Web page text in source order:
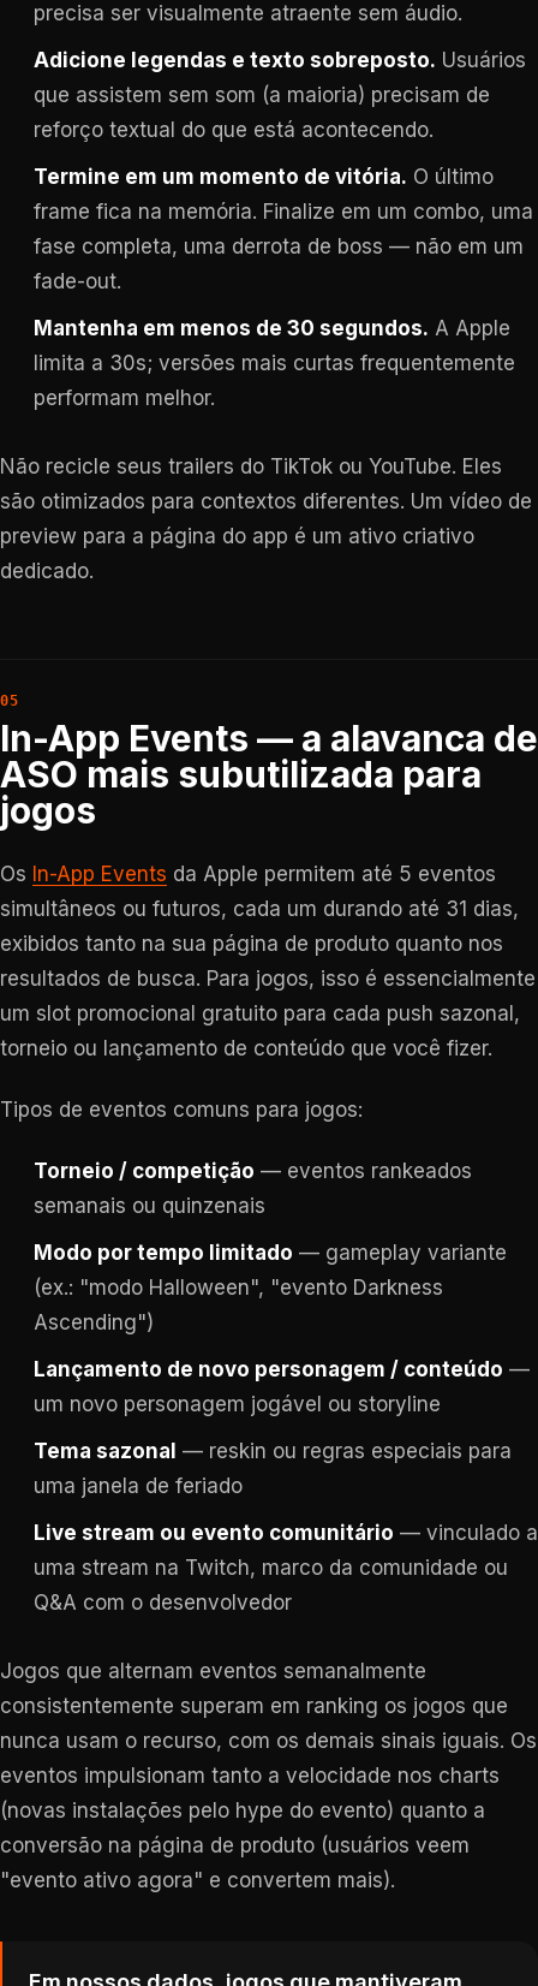
precisa ser visualmente atraente sem áudio.
Adicione legendas e texto sobreposto. Usuários
que assistem sem som (a maioria) precisam de
reforço textual do que está acontecendo.
Termine em um momento de vitória. O último
frame fica na memória. Finalize em um combo, uma
fase completa, uma derrota de boss — não em um
fade-out.
Mantenha em menos de 30 segundos. A Apple
limita a 30s; versões mais curtas frequentemente
performam melhor.
Não recicle seus trailers do TikTok ou YouTube. Eles
são otimizados para contextos diferentes. Um vídeo de
preview para a página do app é um ativo criativo
dedicado.
In-App Events — a alavanca de
ASO mais subutilizada para
jogos
Os In-App Events da Apple permitem até 5 eventos
simultâneos ou futuros, cada um durando até 31 dias,
exibidos tanto na sua página de produto quanto nos
resultados de busca. Para jogos, isso é essencialmente
um slot promocional gratuito para cada push sazonal,
torneio ou lançamento de conteúdo que você fizer.
Tipos de eventos comuns para jogos:
Torneio / competição — eventos rankeados
semanais ou quinzenais
Modo por tempo limitado — gameplay variante
(ex.: "modo Halloween", "evento Darkness
Ascending")
Lançamento de novo personagem / conteúdo —
um novo personagem jogável ou storyline
Tema sazonal — reskin ou regras especiais para
uma janela de feriado
Live stream ou evento comunitário — vinculado a
uma stream na Twitch, marco da comunidade ou
Q&A com o desenvolvedor
Jogos que alternam eventos semanalmente
consistentemente superam em ranking os jogos que
nunca usam o recurso, com os demais sinais iguais. Os
eventos impulsionam tanto a velocidade nos charts
(novas instalações pelo hype do evento) quanto a
conversão na página de produto (usuários veem
"evento ativo agora" e convertem mais).